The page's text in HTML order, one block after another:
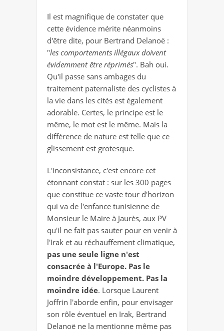
Il est magnifique de constater que
cette évidence mérite néanmoins
d'être dite, pour Bertrand Delanoë :
"les comportements illégaux doivent
évidemment être réprimés". Bah oui.
Qu'il passe sans ambages du
traitement paternaliste des cyclistes à
la vie dans les cités est également
adorable. Certes, le principe est le
même, le mot est le même. Mais la
différence de nature est telle que ce
glissement est grotesque.
L'inconsistance, c'est encore cet
étonnant constat : sur les 300 pages
que constitue ce vaste tour d'horizon
qui va de l'enfance tunisienne de
Monsieur le Maire à Jaurès, aux PV
qu'il ne fait pas sauter pour en venir à
l'Irak et au réchauffement climatique,
pas une seule ligne n'est
consacrée à l'Europe. Pas le
moindre développement. Pas la
moindre idée. Lorsque Laurent
Joffrin l'aborde enfin, pour envisager
son rôle éventuel en Irak, Bertrand
Delanoë ne la mentionne même pas